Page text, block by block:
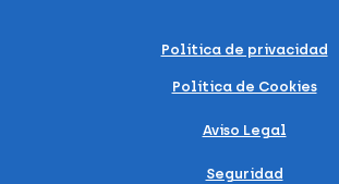
Política de privacidad
Política de Cookies
Aviso Legal
Seguridad